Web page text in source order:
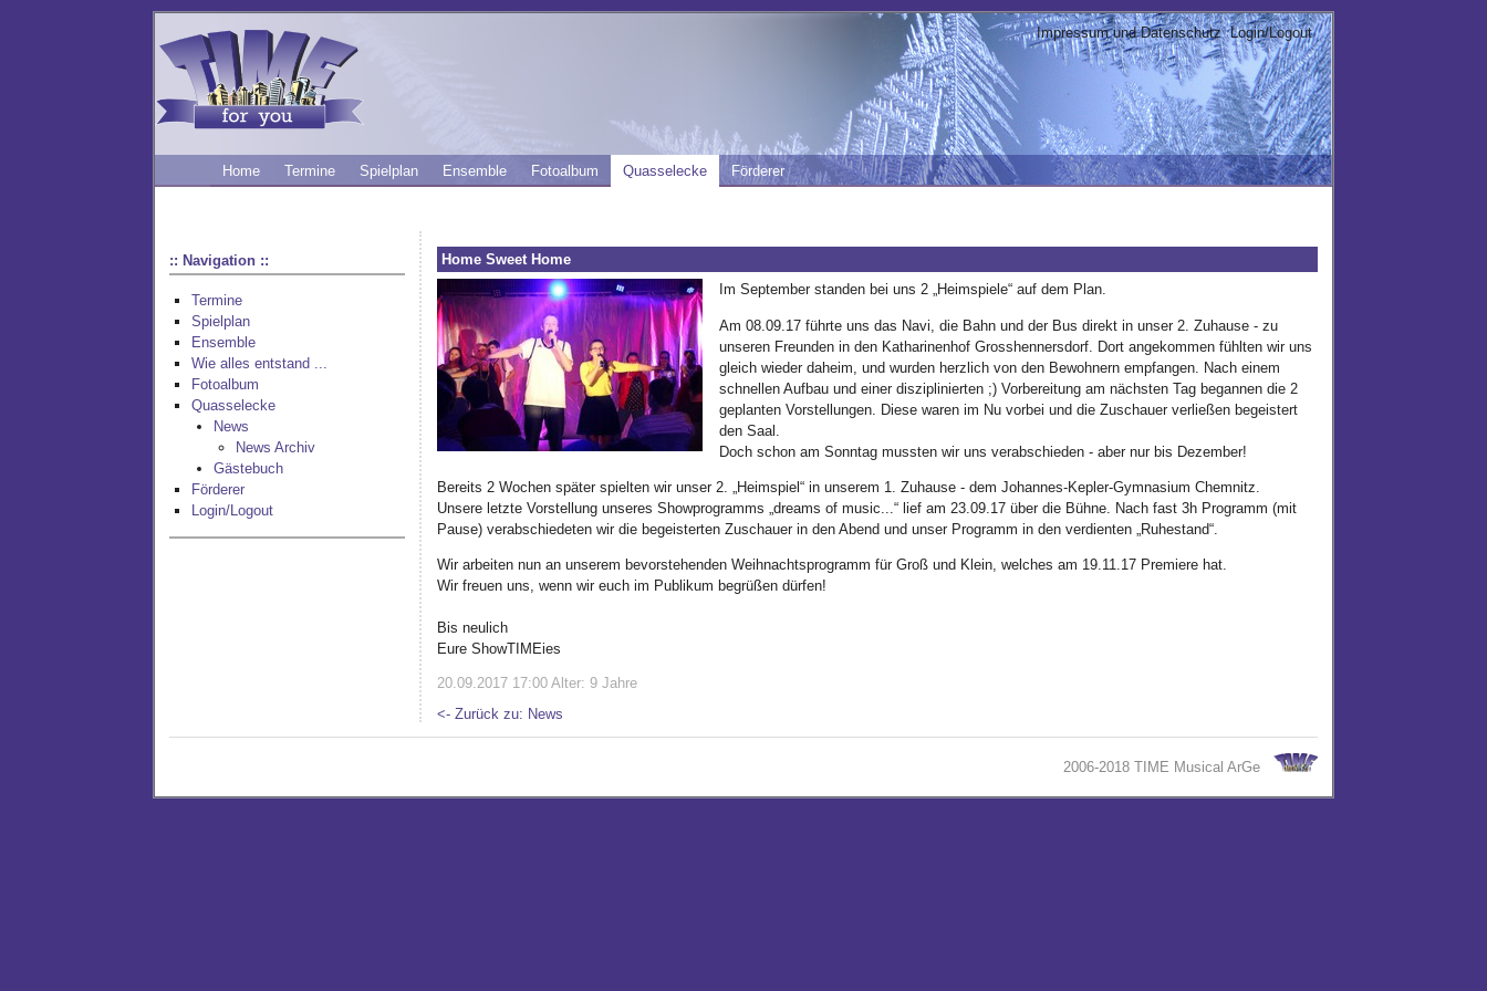
Impressum und Datenschutz Login/Logout
Home Termine Spielplan Ensemble Fotoalbum Quasselecke Förderer
:: Navigation ::
Termine
Spielplan
Ensemble
Wie alles entstand ...
Fotoalbum
Quasselecke
News
News Archiv
Gästebuch
Förderer
Login/Logout
Home Sweet Home
Im September standen bei uns 2 „Heimspiele“ auf dem Plan.
Am 08.09.17 führte uns das Navi, die Bahn und der Bus direkt in unser 2. Zuhause - zu
unseren Freunden in den Katharinenhof Grosshennersdorf. Dort angekommen fühlten wir uns
gleich wieder daheim, und wurden herzlich von den Bewohnern empfangen. Nach einem
schnellen Aufbau und einer disziplinierten ;) Vorbereitung am nächsten Tag begannen die 2
geplanten Vorstellungen. Diese waren im Nu vorbei und die Zuschauer verließen begeistert
den Saal.
Doch schon am Sonntag mussten wir uns verabschieden - aber nur bis Dezember!
Bereits 2 Wochen später spielten wir unser 2. „Heimspiel“ in unserem 1. Zuhause - dem Johannes-Kepler-Gymnasium Chemnitz.
Unsere letzte Vorstellung unseres Showprogramms „dreams of music...“ lief am 23.09.17 über die Bühne. Nach fast 3h Programm (mit
Pause) verabschiedeten wir die begeisterten Zuschauer in den Abend und unser Programm in den verdienten „Ruhestand“.
Wir arbeiten nun an unserem bevorstehenden Weihnachtsprogramm für Groß und Klein, welches am 19.11.17 Premiere hat.
Wir freuen uns, wenn wir euch im Publikum begrüßen dürfen!
Bis neulich
Eure ShowTIMEies
20.09.2017 17:00 Alter: 9 Jahre
<- Zurück zu: News
2006-2018 TIME Musical ArGe